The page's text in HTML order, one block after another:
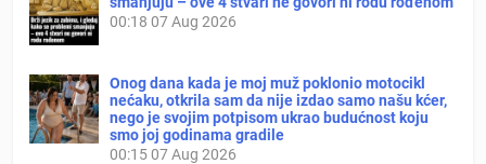
00:18 07 Aug 2026
Onog dana kada je moj muž poklonio motocikl
nećaku, otkrila sam da nije izdao samo našu kćer,
nego je svojim potpisom ukrao budućnost koju
smo joj godinama gradile
00:1507 Aug 2026